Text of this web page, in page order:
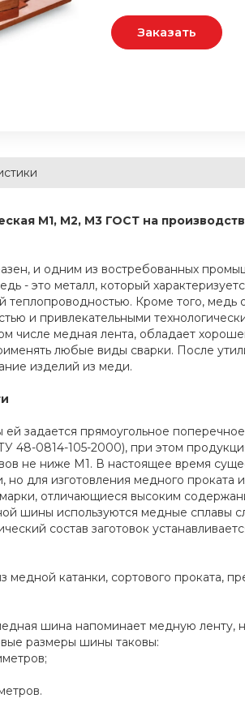
Заказать
М1, М2, М3 ГОСТ на
и одним из востребованных
- это металл, который
теплопроводностью. Кроме того, медь
и привлекательными
числе медная лента, обладает
любые виды сварки. После
изделий из меди.
задается прямоугольное
48-0814-105-2000), при этом
не ниже М1. В настоящее время
для изготовления медного проката
отличающиеся высоким
шины используются медные сплавы
состав заготовок
катанки, сортового проката,
шина напоминает медную ленту,
размеры шины таковы: